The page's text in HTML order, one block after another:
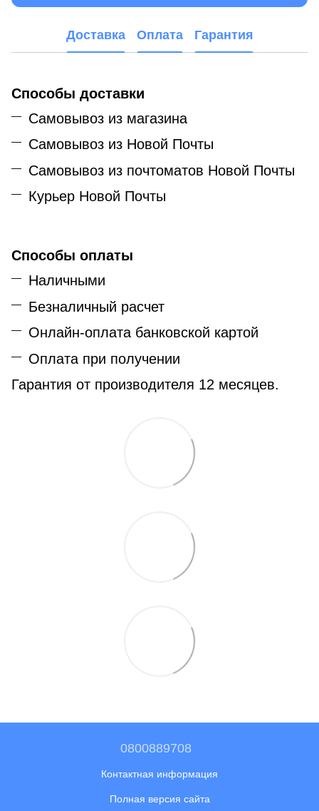
Доставка Оплата Гарантия
Способы доставки
Самовывоз из магазина
Самовывоз из Новой Почты
Самовывоз из почтоматов Новой Почты
Курьер Новой Почты
Способы оплаты
Наличными
Безналичный расчет
Онлайн-оплата банковской картой
Оплата при получении
Гарантия от производителя 12 месяцев.
0800889708
Контактная информация
Полная версия сайта